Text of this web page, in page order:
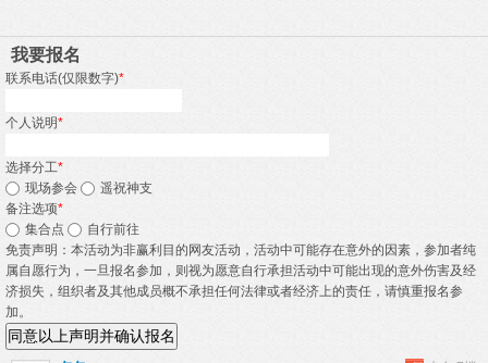
我要报名
联系电话(仅限数字)*
个人说明*
选择分工*
现场参会
遥祝神支
备注选项*
集合点
自行前往
免责声明：本活动为非赢利目的网友活动，活动中可能存在意外的因素，参加者纯
属自愿行为，一旦报名参加，则视为愿意自行承担活动中可能出现的意外伤害及经
济损失，组织者及其他成员概不承担任何法律或者经济上的责任，请慎重报名参
加。
同意以上声明并确认报名